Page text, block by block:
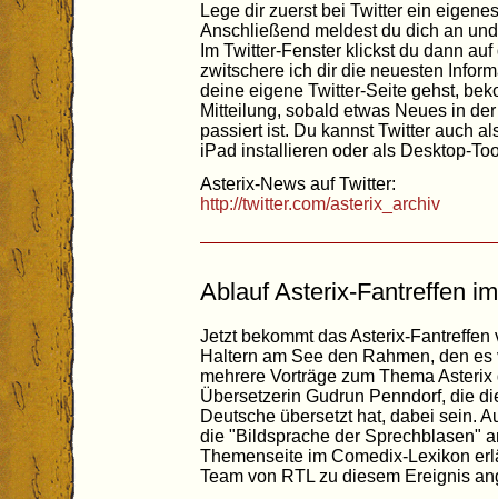
Lege dir zuerst bei Twitter ein
Anschließend meldest du dich an
Im Twitter-Fenster klickst du dann
zwitschere ich dir die neuesten
deine eigene Twitter-Seite gehst,
Mitteilung, sobald etwas Neues in
passiert ist. Du kannst Twitter auch
iPad installieren oder als Desktop-
Asterix-News auf Twitter:
http://twitter.com/asterix_archiv
Ablauf Asterix-Fantreffen
Jetzt bekommt das Asterix-
Haltern am See den Rahmen, den
mehrere Vorträge zum Thema
Übersetzerin Gudrun Penndorf, die
Deutsche übersetzt hat, dabei sein.
die "Bildsprache der Sprechblasen"
Themenseite im Comedix-Lexikon
Team von RTL zu diesem Ereignis